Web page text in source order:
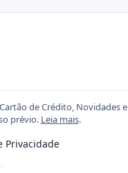
de Crédito, Novidades e
prévio. Leia mais.
Privacidade